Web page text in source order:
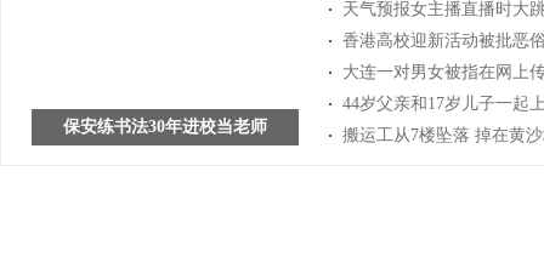
保安练书法30年进校当老师
天气预报女主播直播时大
香港高校迎新活动被批恶
大连一对男女被指在网上
44岁父亲和17岁儿子一起
搬运工从7楼坠落 掉在黄